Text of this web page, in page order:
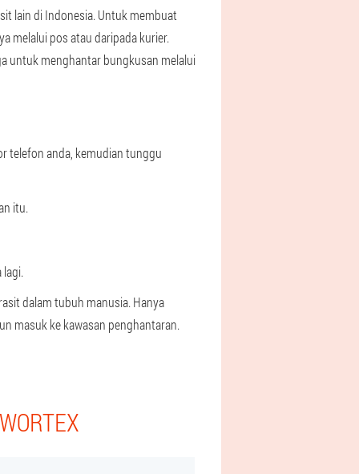
lain di Indonesia. Untuk membuat
melalui pos atau daripada kurier.
untuk menghantar bungkusan melalui
telefon anda, kemudian tunggu
itu.
dalam tubuh manusia. Hanya
masuk ke kawasan penghantaran.